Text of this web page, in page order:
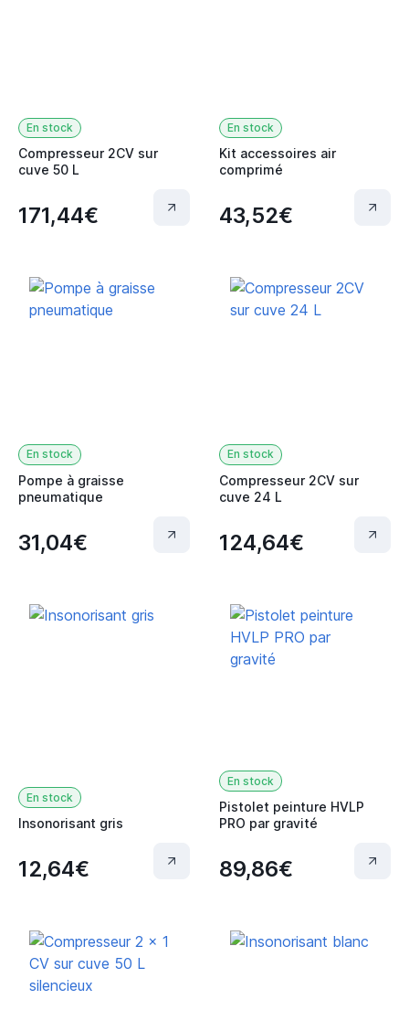
En stock
Compresseur 2CV sur
cuve 50 L
171,44€
En stock
Kit accessoires air
comprimé
43,52€
En stock
Pompe à graisse
pneumatique
31,04€
En stock
Compresseur 2CV sur
cuve 24 L
124,64€
En stock
Insonorisant gris
12,64€
En stock
Pistolet peinture HVLP
PRO par gravité
89,86€